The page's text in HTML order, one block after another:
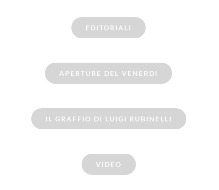
EDITORIALI
APERTURE DEL VENERDI
IL GRAFFIO DI LUIGI RUBINELLI
VIDEO